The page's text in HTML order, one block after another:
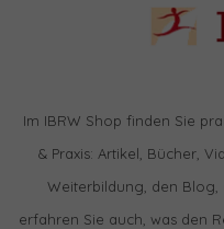
Im IBRW Shop finden Sie
& Praxis: Artikel, Bücher,
Weiterbildung, den Blog,
erfahren Sie auch, was den